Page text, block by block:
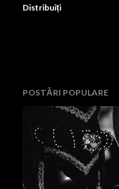
Distribuiți
POSTĂRI POPULARE